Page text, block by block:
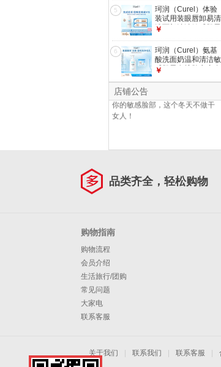
130ml
5
珂润（Curel）体验
装试用装眼唇卸易清
洗面部清洁敏感肌男
16ml
￥
6
珂润（Curel）氨基
酸洗面奶温和清洁敏
感肌男女护肤京东自
￥
店铺公告
花王珂润敏感肌专用品牌。呵护
你的敏感脸部，这个冬天不做干
女人！
品类齐全，轻松购物
购物指南
购物流程
会员介绍
生活旅行/团购
常见问题
大家电
联系客服
关于我们 联系我们 联系客服